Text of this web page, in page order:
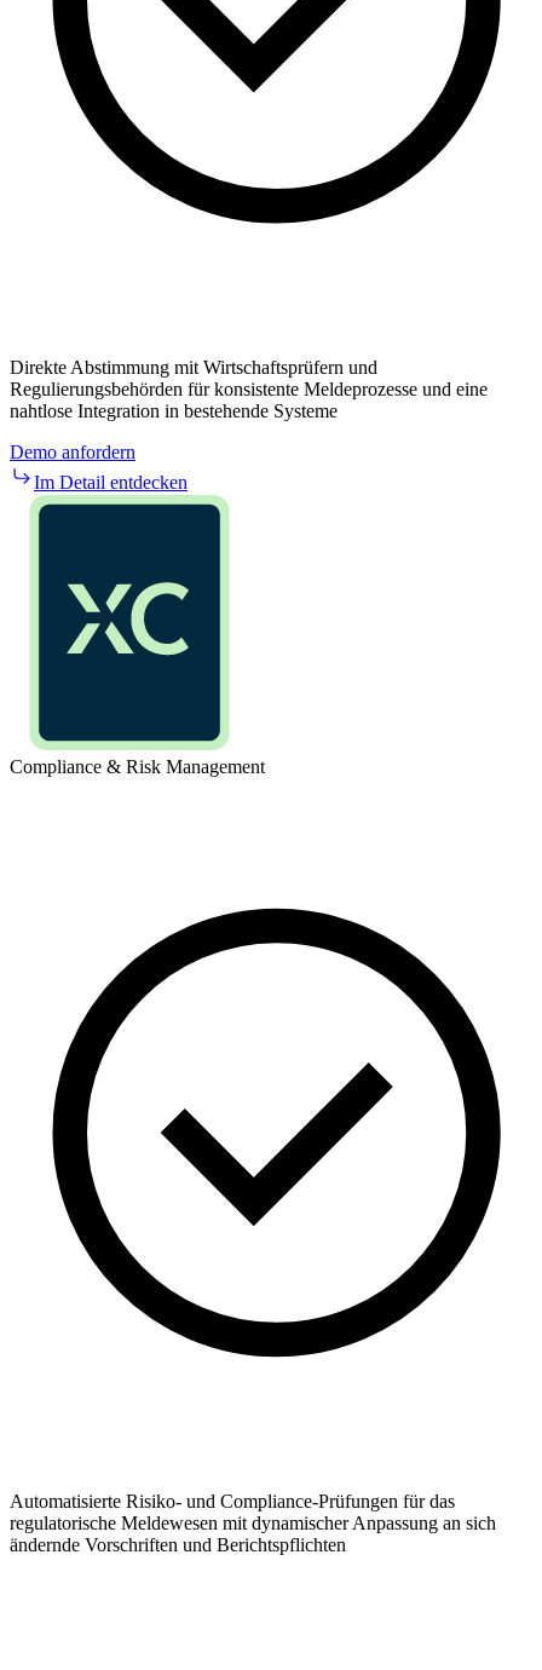
Direkte Abstimmung mit Wirtschaftsprüfern und
Regulierungsbehörden für konsistente Meldeprozesse und eine
nahtlose Integration in bestehende Systeme
Demo anfordern
Im Detail entdecken
Compliance & Risk Management
Automatisierte Risiko- und Compliance-Prüfungen für das
regulatorische Meldewesen mit dynamischer Anpassung an sich
ändernde Vorschriften und Berichtspflichten